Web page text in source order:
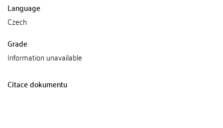
Language
Czech
Grade
Information unavailable
Citace dokumentu